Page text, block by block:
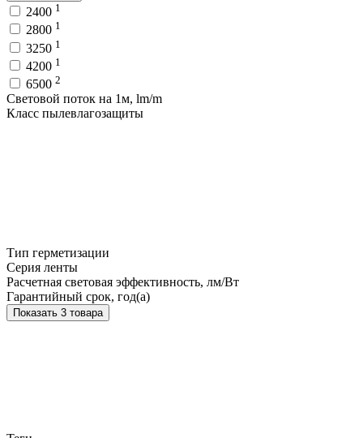
2400 1
2800 1
3250 1
4200 1
6500 2
Световой поток на 1м, lm/m
Класс пылевлагозащиты
Тип герметизации
Серия ленты
Расчетная световая эффективность, лм/Вт
Гарантийный срок, год(а)
Показать 3 товара